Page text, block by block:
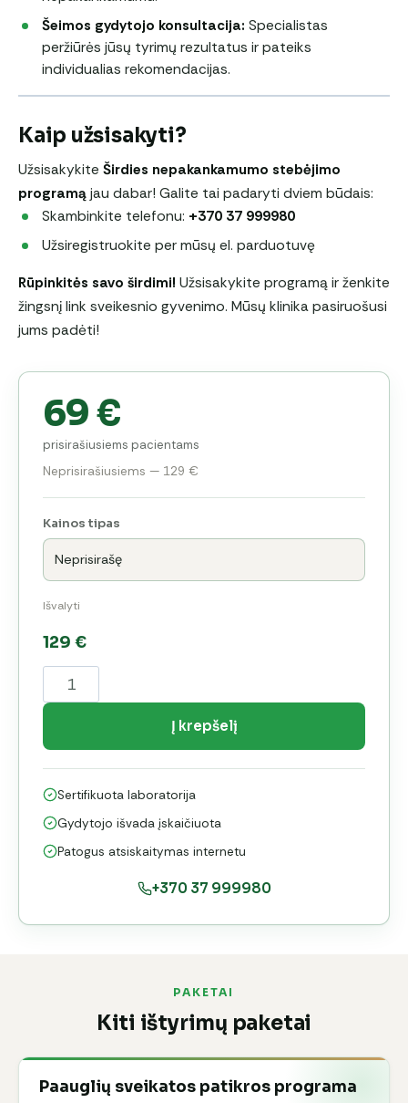
Šeimos gydytojo konsultacija: Specialistas
peržiūrės jūsų tyrimų rezultatus ir pateiks
individualias rekomendacijas.
Kaip užsisakyti?
Užsisakykite Širdies nepakankamumo stebėjimo
programą jau dabar! Galite tai padaryti dviem būdais:
Skambinkite telefonu: +370 37 999980
Užsiregistruokite per mūsų el. parduotuvę
Rūpinkitės savo širdimi! Užsisakykite programą ir ženkite
žingsnį link sveikesnio gyvenimo. Mūsų klinika pasiruošusi
jums padėti!
69 €
prisirašiusiems pacientams
Neprisirašiusiems — 129 €
Kainos tipas
Išvalyti
129 €
produkto
kiekis:
nepakankamumo
(ŠN)
sergančiųjų
stebėjimo
programa
Į krepšelį
Sertifikuota laboratorija
Gydytojo išvada įskaičiuota
Patogus atsiskaitymas internetu
+370 37 999980
PAKETAI
Kiti ištyrimų paketai
Paauglių sveikatos patikros programa